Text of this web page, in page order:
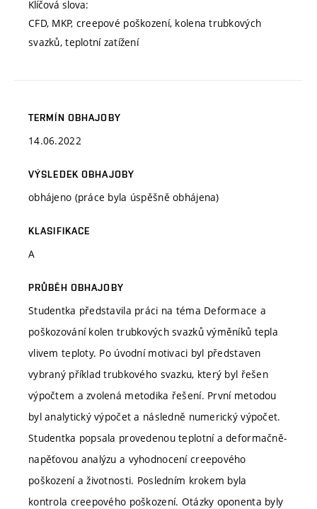
Klíčová slova:
CFD, MKP, creepové poškození, kolena trubkových
svazků, teplotní zatížení
TERMÍN OBHAJOBY
14.06.2022
VÝSLEDEK OBHAJOBY
obhájeno (práce byla úspěšně obhájena)
KLASIFIKACE
A
PRŮBĚH OBHAJOBY
Studentka představila práci na téma Deformace a
poškozování kolen trubkových svazků výměníků tepla
vlivem teploty. Po úvodní motivaci byl představen
vybraný příklad trubkového svazku, který byl řešen
výpočtem a zvolená metodika řešení. První metodou
byl analytický výpočet a následně numerický výpočet.
Studentka popsala provedenou teplotní a deformačně-
napěťovou analýzu a vyhodnocení creepového
poškození a životnosti. Posledním krokem byla
kontrola creepového poškození. Otázky oponenta byly